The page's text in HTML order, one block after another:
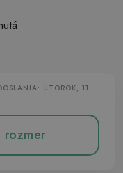
UTOROK, 11
rozmer